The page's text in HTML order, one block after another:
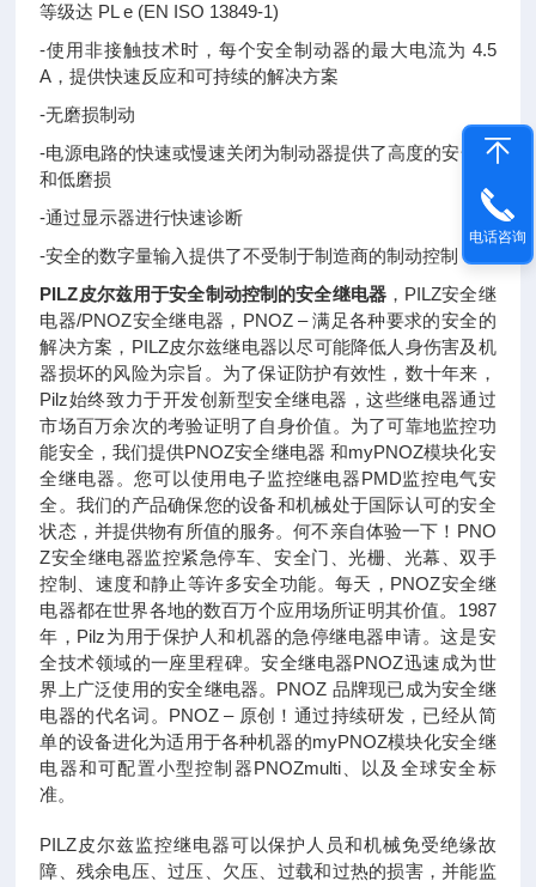
等级达 PL e (EN ISO 13849-1)
-使用非接触技术时，每个安全制动器的最大电流为 4.5
A，提供快速反应和可持续的解决方案
-无磨损制动
-电源电路的快速或慢速关闭为制动器提供了高度的安全性
和低磨损
-通过显示器进行快速诊断
-安全的数字量输入提供了不受制于制造商的制动控制
PILZ皮尔兹用于安全制动控制的安全继电器， PILZ安全继
电器/PNOZ安全继电器，PNOZ – 满足各种要求的安全的
解决方案，PILZ皮尔兹继电器以尽可能降低人身伤害及机
器损坏的风险为宗旨。为了保证防护有效性，数十年来，
Pilz始终致力于开发创新型安全继电器，这些继电器通过
市场百万余次的考验证明了自身价值。为了可靠地监控功
能安全，我们提供PNOZ安全继电器 和myPNOZ模块化安
全继电器。您可以使用电子监控继电器PMD监控电气安
全。我们的产品确保您的设备和机械处于国际认可的安全
状态，并提供物有所值的服务。何不亲自体验一下！PNO
Z安全继电器监控紧急停车、安全门、光栅、光幕、双手
控制、速度和静止等许多安全功能。每天，PNOZ安全继
电器都在世界各地的数百万个应用场所证明其价值。1987
年，Pilz为用于保护人和机器的急停继电器申请。这是安
全技术领域的一座里程碑。安全继电器PNOZ迅速成为世
界上广泛使用的安全继电器。PNOZ 品牌现已成为安全继
电器的代名词。PNOZ – 原创！通过持续研发，已经从简
单的设备进化为适用于各种机器的myPNOZ模块化安全继
电器和可配置小型控制器PNOZmulti、以及全球安全标
准。
PILZ皮尔兹监控继电器可以保护人员和机械免受绝缘故
障、残余电压、过压、欠压、过载和过热的损害，并能监
电话咨询